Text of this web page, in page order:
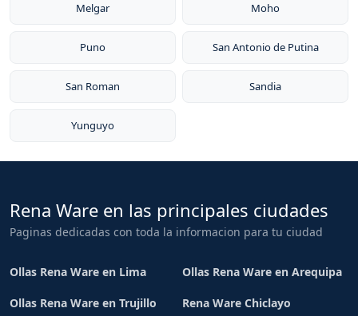
Melgar Moho
Puno San Antonio de Putina
San Roman Sandia
Yunguyo
Rena Ware en las principales ciudades
Paginas dedicadas con toda la informacion para tu ciudad
Ollas Rena Ware en Lima Ollas Rena Ware en Arequipa
Ollas Rena Ware en Trujillo Rena Ware Chiclayo